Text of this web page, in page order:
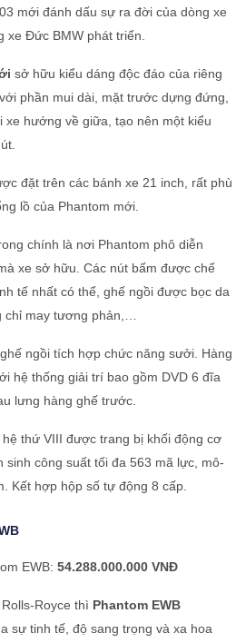
mới đánh dấu sự ra đời của dòng xe
xe Đức BMW phát triển.
sở hữu kiểu dáng độc đáo của riêng
phần mui dài, mặt trước dựng đứng,
xe hướng về giữa, tạo nên một kiểu
đặt trên các bánh xe 21 inch, rất phù
lồ của Phantom mới.
chính là nơi Phantom phô diễn
xe sở hữu. Các nút bấm được chế
tế nhất có thể, ghế ngồi được bọc da
chỉ may tương phản,…
ngồi tích hợp chức năng sưởi. Hàng
hệ thống giải trí bao gồm DVD 6 đĩa
lưng hàng ghế trước.
thứ VIII được trang bị khối động cơ
sinh công suất tối đa 563 mã lực, mô-
Kết hợp hộp số tự động 8 cấp.
EWB: 54.288.000.000 VNĐ
Royce thì Phantom EWB
sự tinh tế, độ sang trọng và xa hoa